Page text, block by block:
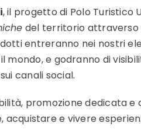
, il progetto di Polo Turistico
del territorio attraverso
entreranno nei nostri
e godranno di
canali social.
promozione dedicata
e vivere